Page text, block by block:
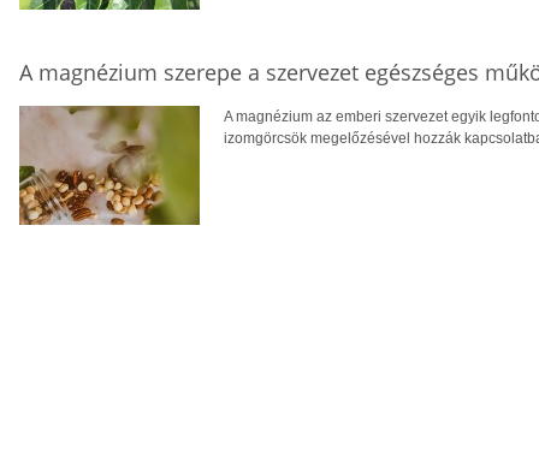
A magnézium szerepe a szervezet egészséges
A magnézium az emberi szervezet egyik
izomgörcsök megelőzésével hozzák